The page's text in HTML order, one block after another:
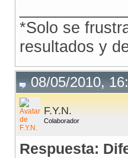
*Solo se
resultados y
08/05/2010,
F.Y.N.
Colaborador
Respuesta: